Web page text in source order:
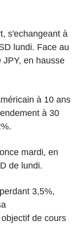
s'echangeant à
lundi. Face au
en hausse
à 10 ans
à 30
mardi, en
de lundi.
3,5%,
de cours